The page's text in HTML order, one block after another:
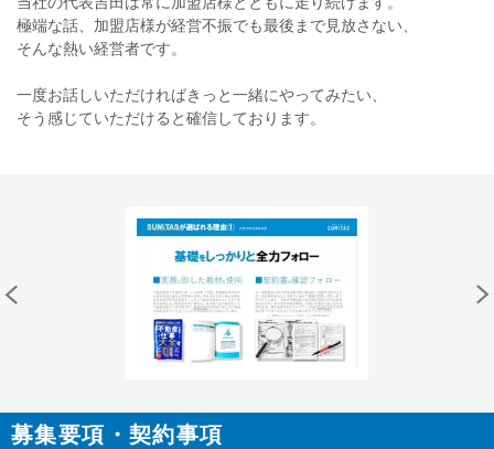
極端な話、加盟店様が経営不振でも最後まで見放さない、
そんな熱い経営者です。
一度お話しいただければきっと一緒にやってみたい、
そう感じていただけると確信しております。
募集要項・契約事項